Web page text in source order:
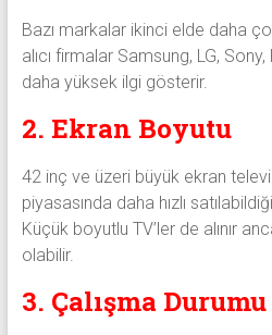
Bazı markalar ikinci elde daha
alıcı firmalar Samsung, LG,
daha yüksek ilgi gösterir.
2. Ekran Boyutu
42 inç ve üzeri büyük ekran
piyasasında daha hızlı
Küçük boyutlu TV’ler de alınır
olabilir.
3. Çalışma Durumu